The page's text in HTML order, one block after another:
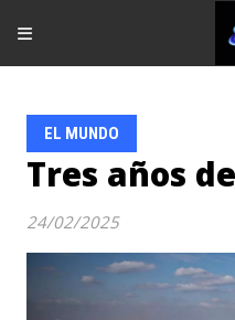
Tres años
EL MUNDO
24/02/2025